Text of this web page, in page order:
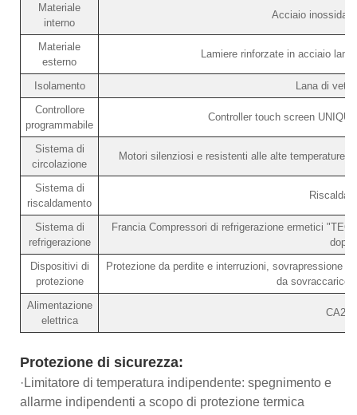
Materiale
interno
Acciaio
Materiale
esterno
Lamiere rinforzate in acciaio
Isolamento
Lana di
Controllore
programmabile
Controller touch screen
Sistema di
circolazione
Motori silenziosi e resistenti alle alte temperature,
Sistema di
riscaldamento
Sistema di
refrigerazione
Francia Compressori di refrigerazione ermetici
Dispositivi di
protezione
Protezione da perdite e interruzioni, sovrapressione
da sovraccarico
Alimentazione
elettrica
Protezione di sicurezza:
·Limitatore di temperatura indipendente: spegnimento e
allarme indipendenti a scopo di protezione termica